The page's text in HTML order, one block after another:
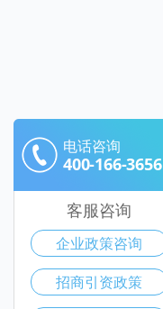
电话咨询
400-166-3656
客服咨询
企业政策咨询
招商引资政策